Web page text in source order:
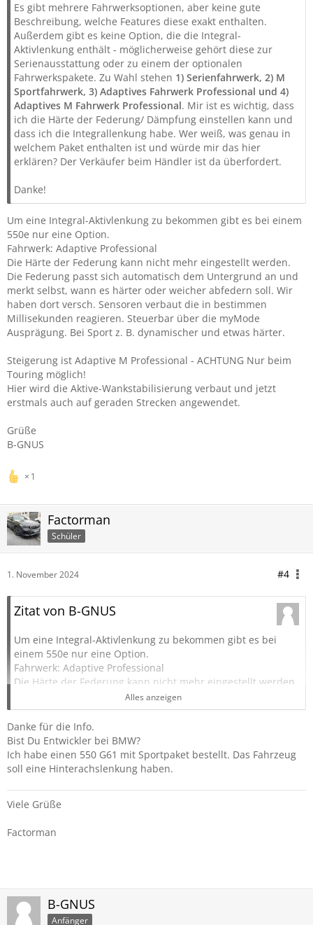
Es gibt mehrere Fahrwerksoptionen, aber keine gute
Beschreibung, welche Features diese exakt enthalten.
Außerdem gibt es keine Option, die die Integral-
Aktivlenkung enthält - möglicherweise gehört diese zur
Serienausstattung oder zu einem der optionalen
Fahrwerkspakete. Zu Wahl stehen 1) Serienfahrwerk, 2) M
Sportfahrwerk, 3) Adaptives Fahrwerk Professional und 4)
Adaptives M Fahrwerk Professional. Mir ist es wichtig, dass
ich die Härte der Federung/ Dämpfung einstellen kann und
dass ich die Integrallenkung habe. Wer weiß, was genau in
welchem Paket enthalten ist und würde mir das hier
erklären? Der Verkäufer beim Händler ist da überfordert.
Danke!
Um eine Integral-Aktivlenkung zu bekommen gibt es bei einem
550e nur eine Option.
Fahrwerk: Adaptive Professional
Die Härte der Federung kann nicht mehr eingestellt werden.
Die Federung passt sich automatisch dem Untergrund an und
merkt selbst, wann es härter oder weicher abfedern soll. Wir
haben dort versch. Sensoren verbaut die in bestimmen
Millisekunden reagieren. Steuerbar über die myMode
Ausprägung. Bei Sport z. B. dynamischer und etwas härter.
Steigerung ist Adaptive M Professional - ACHTUNG Nur beim
Touring möglich!
Hier wird die Aktive-Wankstabilisierung verbaut und jetzt
erstmals auch auf geraden Strecken angewendet.
Grüße
B-GNUS
1
Factorman
Schüler
1. November 2024 #4
Zitat von B-GNUS
Um eine Integral-Aktivlenkung zu bekommen gibt es bei
einem 550e nur eine Option.
Fahrwerk: Adaptive Professional
Die Härte der Federung kann nicht mehr eingestellt werden.
Die Federung passt sich automatisch dem Untergrund an
und merkt selbst, wann es härter oder weicher abfedern
soll. Wir haben dort versch. Sensoren verbaut die in
bestimmen Millisekunden reagieren. Steuerbar über die
myMode Ausprägung. Bei Sport z. B. dynamischer und
etwas härter.
Steigerung ist Adaptive M Professional - ACHTUNG Nur beim
Touring möglich!
erstmals auch auf geraden Strecken angewendet.
Alles anzeigen
Danke für die Info.
Bist Du Entwickler bei BMW?
Ich habe einen 550 G61 mit Sportpaket bestellt. Das Fahrzeug
soll eine Hinterachslenkung haben.
Viele Grüße
Factorman
B-GNUS
Anfänger